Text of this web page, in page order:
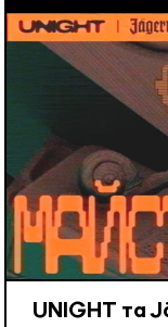
UNIGHT та